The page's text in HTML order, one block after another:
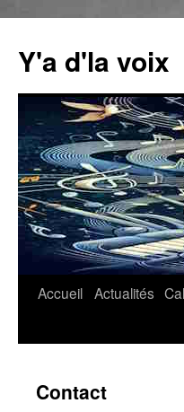
contenu
Y'a d'la voix
Accueil Actualités
Contact